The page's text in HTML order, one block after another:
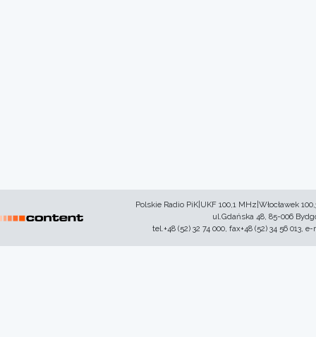
Polskie Radio PiK|UKF 100,1 MHz|Włocławek
ul.Gdańska 48, 85-006
tel.+48 (52) 32 74 000, fax+48 (52) 34 56 013,